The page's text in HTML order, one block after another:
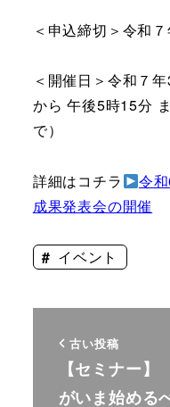
＜申込締切＞令和７
＜開催日＞令和７
から 午後5時15分
で）
詳細はコチラ
令
成果発表会の開催
イベント
古い投稿
【セミナー
がいま始める